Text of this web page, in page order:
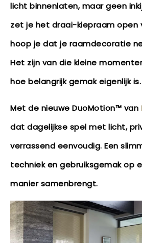
licht binnenlaten, maar geen
zet je het draai-kiepraam open
hoop je dat je raamdecoratie
Het zijn van die kleine
hoe belangrijk gemak eigenlijk is.
Met de nieuwe DuoMotion™ van
dat dagelijkse spel met licht,
verrassend eenvoudig. Een
techniek en gebruiksgemak op
manier samenbrengt.